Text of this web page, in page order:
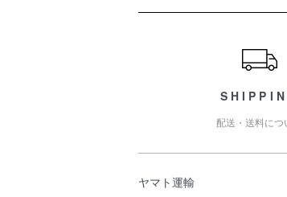
配送・送料につ
ヤマト運輸